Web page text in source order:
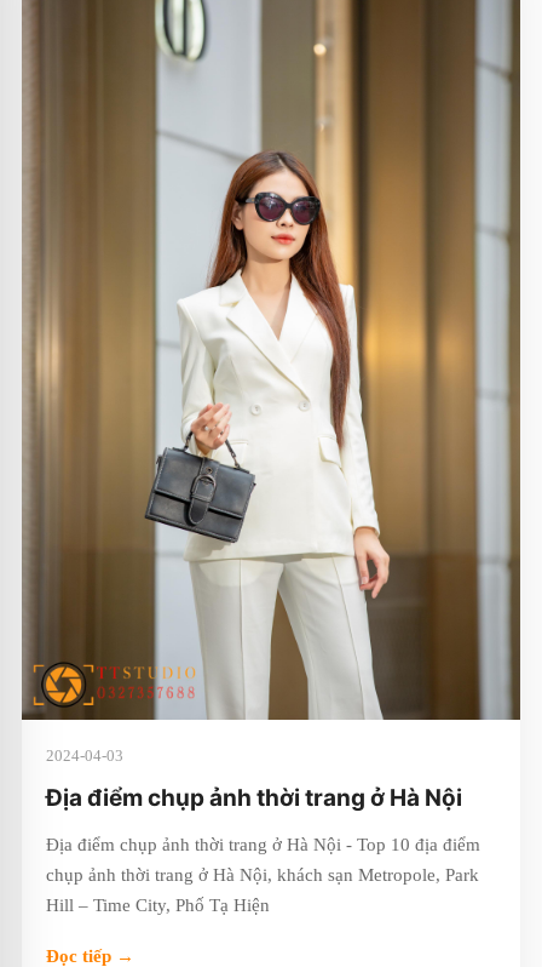
2024-04-03
Địa điểm chụp ảnh thời trang ở Hà Nội
Địa điểm chụp ảnh thời trang ở Hà Nội - Top 10 địa điểm
chụp ảnh thời trang ở Hà Nội, khách sạn Metropole, Park
Hill – Time City, Phố Tạ Hiện
Đọc tiếp →